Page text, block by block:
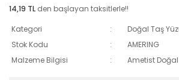
14,19 TL den başlayan taksitlerle!!
Kategori
Doğal Taş
Stok Kodu
AMERING
Malzeme Bilgisi
Ametist